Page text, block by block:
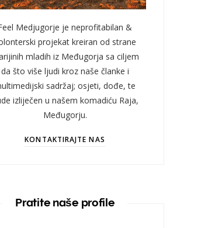
Medjugorje je neprofitabilan &
projekat kreiran od strane
mladih iz Međugorja sa ciljem
da što više ljudi kroz naše članke i
sadržaj; osjeti, dođe, te
izliječen u našem komadiću Raja,
Međugorju.
KONTAKTIRAJTE NAS
Pratite naše profile